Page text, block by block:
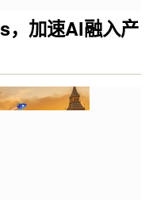
，加速AI融入产